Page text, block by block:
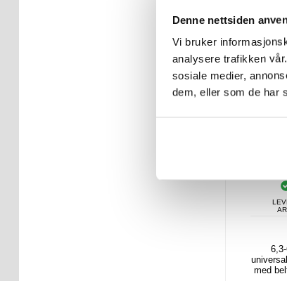
Denne nettsiden
Vi bruker
analysere trafikken
sosiale medier,
dem, eller som de har
med